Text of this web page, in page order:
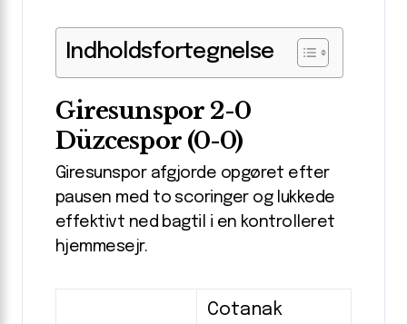
Indholdsfortegnelse
Giresunspor 2-0
Düzcespor (0-0)
Giresunspor afgjorde opgøret efter
pausen med to scoringer og lukkede
effektivt ned bagtil i en kontrolleret
hjemmesejr.
Cotanak